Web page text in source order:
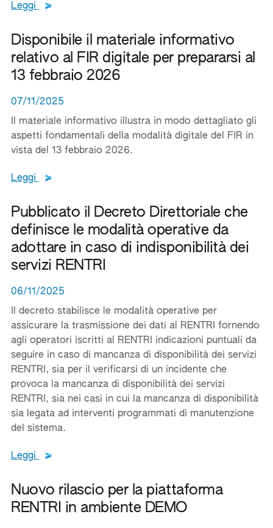
Leggi Leggi tutto il testo del documento
Disponibile il materiale informativo
relativo al FIR digitale per prepararsi al
13 febbraio 2026
07/11/2025
Il materiale informativo illustra in modo dettagliato gli
aspetti fondamentali della modalità digitale del FIR in
vista del 13 febbraio 2026.
Leggi Leggi tutto il testo del documento
Pubblicato il Decreto Direttoriale che
definisce le modalità operative da
adottare in caso di indisponibilità dei
servizi RENTRI
06/11/2025
Il decreto stabilisce le modalità operative per
assicurare la trasmissione dei dati al RENTRI fornendo
agli operatori iscritti al RENTRI indicazioni puntuali da
seguire in caso di mancanza di disponibilità dei servizi
RENTRI, sia per il verificarsi di un incidente che
provoca la mancanza di disponibilità dei servizi
RENTRI, sia nei casi in cui la mancanza di disponibilità
sia legata ad interventi programmati di manutenzione
del sistema.
Leggi Leggi tutto il testo del documento
Nuovo rilascio per la piattaforma
RENTRI in ambiente DEMO